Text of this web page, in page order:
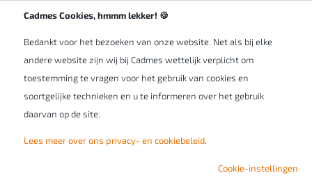
Cadmes Cookies, hmmm lekker! 🍪
Bedankt voor het bezoeken van onze website. Net als bij elke
andere website zijn wij bij Cadmes wettelijk verplicht om
toestemming te vragen voor het gebruik van cookies en
soortgelijke technieken en u te informeren over het gebruik
daarvan op de site.
Lees meer over ons privacy- en cookiebeleid.
Cookie-instellingen
Werken bij Cadmes